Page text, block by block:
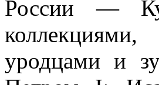
России —
уродцами и